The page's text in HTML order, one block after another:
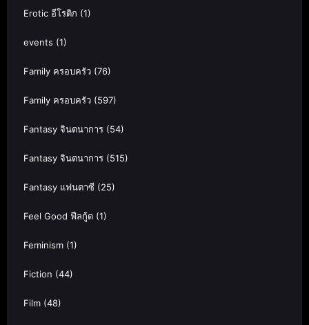
Erotic อีโรติก (1)
events (1)
Family ครอบครัว (76)
Family ครอบครัว (597)
Fantasy จินตนาการ (54)
Fantasy จินตนาการ (515)
Fantasy แฟนตาซี (25)
Feel Good ฟีลกู้ด (1)
Feminism (1)
Fiction (44)
Film (48)